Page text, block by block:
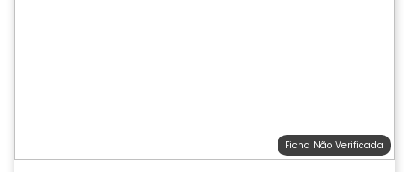
Ficha Não Verificada